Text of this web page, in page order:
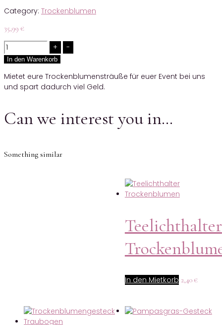
Category: Trockenblumen
35,99 €
Quantity
In den Warenkorb
Mietet eure Trockenblumensträuße für euer Event bei uns
und spart dadurch viel Geld.
Can we interest you in…
Something similar
Teelichthalter
In den Mietkorb 2,40 €